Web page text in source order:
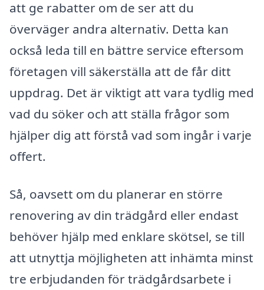
att ge rabatter om de ser att du
överväger andra alternativ. Detta kan
också leda till en bättre service eftersom
företagen vill säkerställa att de får ditt
uppdrag. Det är viktigt att vara tydlig med
vad du söker och att ställa frågor som
hjälper dig att förstå vad som ingår i varje
offert.
Så, oavsett om du planerar en större
renovering av din trädgård eller endast
behöver hjälp med enklare skötsel, se till
att utnyttja möjligheten att inhämta minst
tre erbjudanden för trädgårdsarbete i